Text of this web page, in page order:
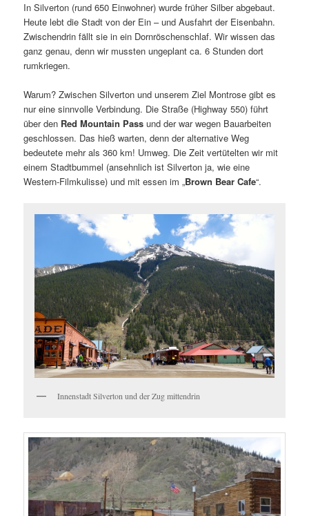
In Silverton (rund 650 Einwohner) wurde früher Silber abgebaut.
Heute lebt die Stadt von der Ein – und Ausfahrt der Eisenbahn.
Zwischendrin fällt sie in ein Dornröschenschlaf. Wir wissen das
ganz genau, denn wir mussten ungeplant ca. 6 Stunden dort
rumkriegen.
Warum? Zwischen Silverton und unserem Ziel Montrose gibt es
nur eine sinnvolle Verbindung. Die Straße (Highway 550) führt
über den Red Mountain Pass und der war wegen Bauarbeiten
geschlossen. Das hieß warten, denn der alternative Weg
bedeutete mehr als 360 km! Umweg. Die Zeit vertütelten wir mit
einem Stadtbummel (ansehnlich ist Silverton ja, wie eine
Western-Filmkulisse) und mit essen im „Brown Bear Cafe“.
Innenstadt Silverton und der Zug mittendrin